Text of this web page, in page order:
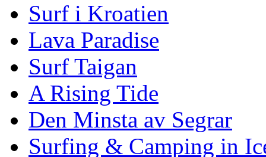
Surf i Kroatien
Lava Paradise
Surf Taigan
A Rising Tide
Den Minsta av Segrar
Surfing & Camping in